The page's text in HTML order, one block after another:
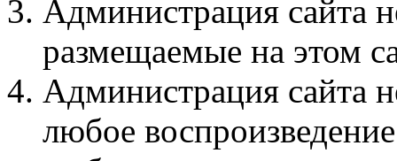
Администрация сайта
размещаемые на этом
Администрация сайта
любое